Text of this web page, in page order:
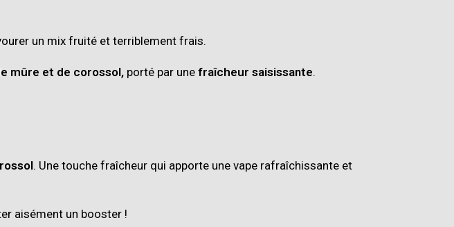
un mix fruité et terriblement frais.
mûre et de corossol, porté par une fraîcheur saisissante.
. Une touche fraîcheur qui apporte une vape rafraîchissante et
aisément un booster !